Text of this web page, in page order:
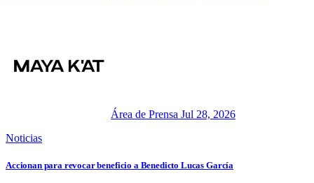
Área de Prensa Jul 28, 2026
Noticias
Accionan para revocar beneficio a Benedicto Lucas García